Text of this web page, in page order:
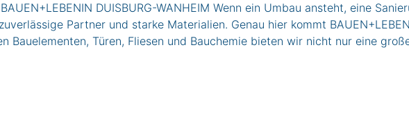
DUISBURG-WANHEIM Wenn ein Umbau ansteht, eine
Partner und starke Materialien. Genau hier kommt
Bauelementen, Türen, Fliesen und Bauchemie bieten wir nicht nur eine